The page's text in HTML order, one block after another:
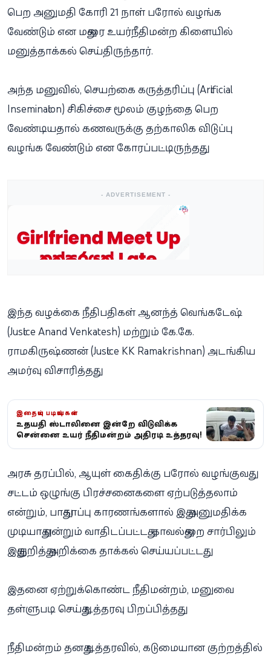
பெற அனுமதி கோரி 21 நாள் பரோல் வழங்க
வேண்டும் என மதுரை உயர்நீதிமன்ற கிளையில்
மனுத்தாக்கல் செய்திருந்தார்.
அந்த மனுவில், செயற்கை கருத்தரிப்பு (Artificial
Insemination) சிகிச்சை மூலம் குழந்தை பெற
வேண்டியதால் கணவருக்கு தற்காலிக விடுப்பு
வழங்க வேண்டும் என கோரப்பட்டிருந்தது.
- ADVERTISEMENT -
இந்த வழக்கை நீதிபதிகள் ஆனந்த் வெங்கடேஷ்
(Justice Anand Venkatesh) மற்றும் கே.கே.
ராமகிருஷ்ணன் (Justice KK Ramakrishnan) அடங்கிய
அமர்வு விசாரித்தது.
இதையும் படியுங்கள்
உதயநிதி ஸ்டாலினை இன்றே விடுவிக்க
சென்னை உயர் நீதிமன்றம் அதிரடி உத்தரவு!
அரசு தரப்பில், ஆயுள் கைதிக்கு பரோல் வழங்குவது
சட்டம் ஒழுங்கு பிரச்சனைகளை ஏற்படுத்தலாம்
என்றும், பாதுகாப்பு காரணங்களால் இது அனுமதிக்க
முடியாது என்றும் வாதிடப்பட்டது. காவல்துறை சார்பிலும்
இதுகுறித்து அறிக்கை தாக்கல் செய்யப்பட்டது.
இதனை ஏற்றுக்கொண்ட நீதிமன்றம், மனுவை
தள்ளுபடி செய்து உத்தரவு பிறப்பித்தது.
நீதிமன்றம் தனது உத்தரவில், கடுமையான குற்றத்தில்